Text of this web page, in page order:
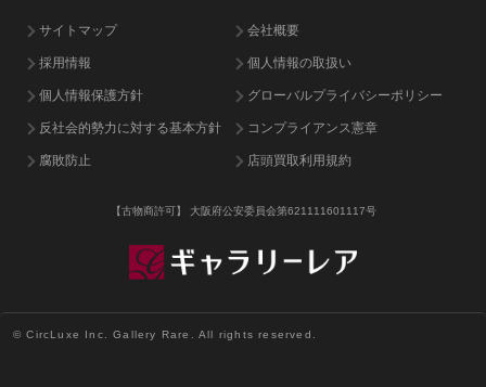
サイトマップ 会社概要
採用情報 個人情報の取扱い
個人情報保護方針 グローバルプライバシーポリシー
反社会的勢力に対する基本方針 コンプライアンス憲章
腐敗防止 店頭買取利用規約
【古物商許可】 大阪府公安委員会第621111601117号
© CircLuxe Inc. Gallery Rare. All rights reserved.